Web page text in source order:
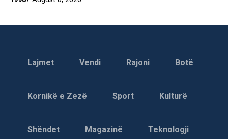
Lajmet Vendi Rajoni Botë
Kornikë e Zezë Sport Kulturë
Shëndet Magazinë Teknologji